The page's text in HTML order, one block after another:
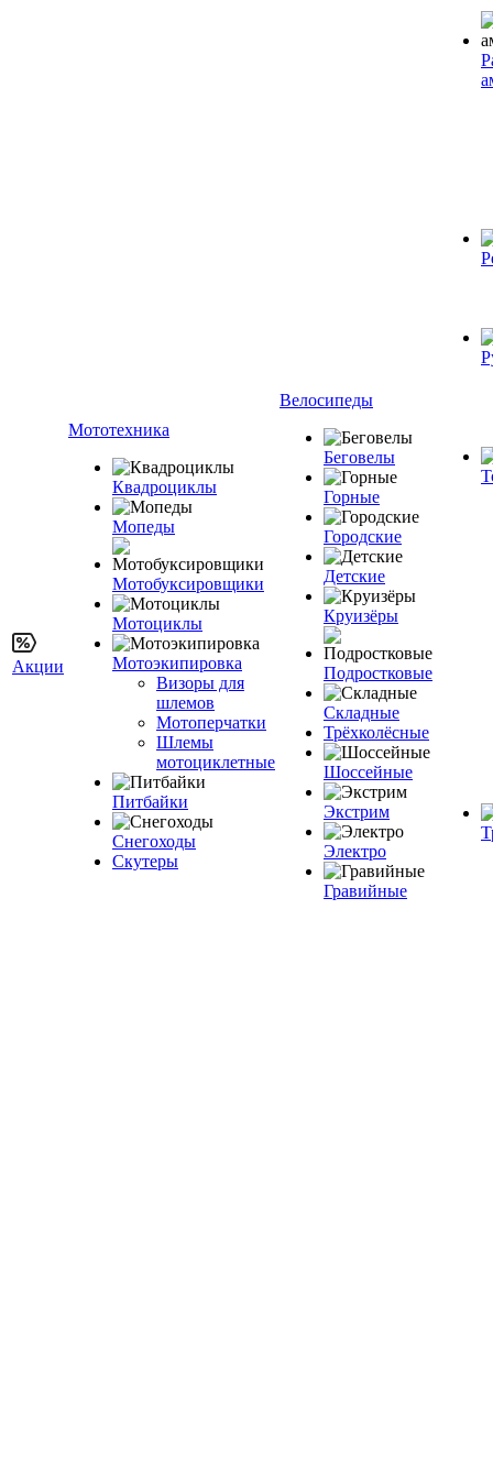
Акции
Мототехника
Квадроциклы
Мопеды
Мотобуксировщики
Мотоциклы
Мотоэкипировка
Визоры для
шлемов
Мотоперчатки
Шлемы
мотоциклетные
Питбайки
Снегоходы
Скутеры
Велосипеды
Беговелы
Горные
Городские
Детские
Круизёры
Подростковые
Складные
Трёхколёсные
Шоссейные
Экстрим
Электро
Гравийные